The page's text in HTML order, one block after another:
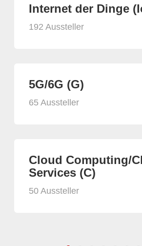
Internet der Dinge
192 Aussteller
5G/6G (G)
65 Aussteller
Cloud Computing/
Services (C)
50 Aussteller